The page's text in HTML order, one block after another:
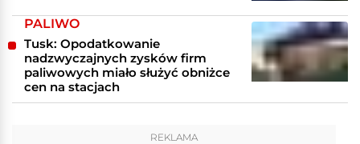
PALIWO
Tusk: Opodatkowanie
nadzwyczajnych zysków firm
paliwowych miało służyć obniżce
cen na stacjach
REKLAMA